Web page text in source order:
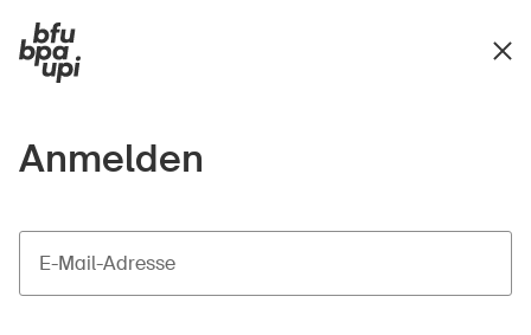
Anmelden
E-Mail-Adresse